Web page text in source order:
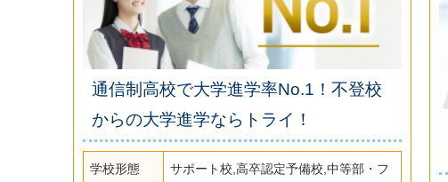
通信制高校で大学進学率No.1！不登校
からの大学進学ならトライ！
学校形態
サポート校,高卒認定予備校,中等部・フ